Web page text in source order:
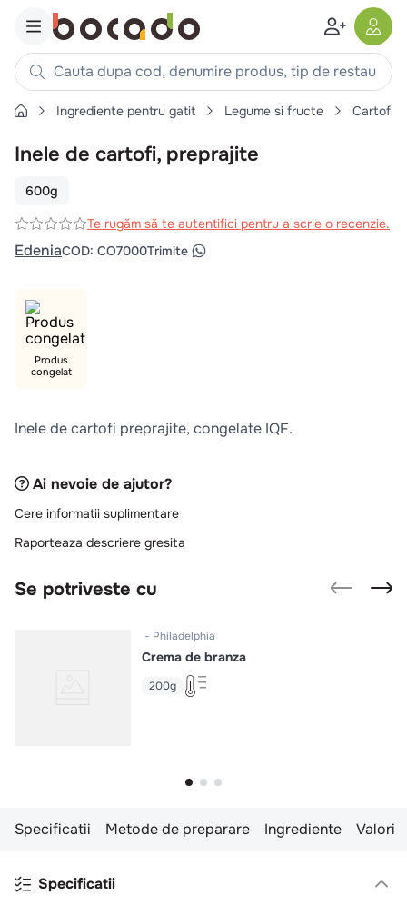
Cauta dupa cod, denumire produs, tip de restaurant,
Căutări populare
1. cartofi
. piept pui
4
chifle
. coaste
. ceafa
aripi
Ingrediente pentru gatit Legume si fructe Cartofi
Inele de cartofi, preprajite
600g
Te rugăm să te autentifici pentru a scrie o recenzie.
EdeniaCOD: CO7000Trimite
Produs
congelat
Inele de cartofi preprajite, congelate IQF.
Ai nevoie de ajutor?
Cere informatii suplimentare
Raporteaza descriere gresita
Se potriveste cu
Philadelphia
Crema de branza
200g
Specificatii Metode de preparare Ingrediente Valori
Specificatii